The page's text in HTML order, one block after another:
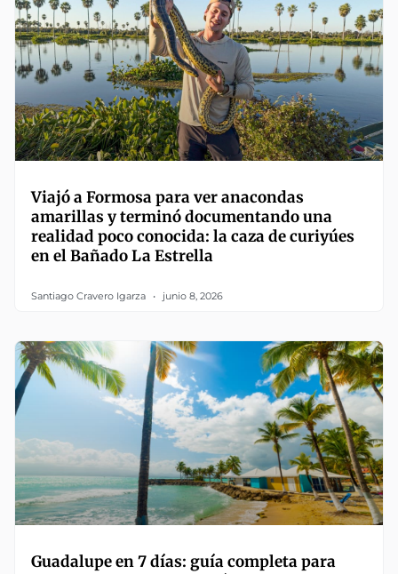
Viajó a Formosa para ver anacondas
amarillas y terminó documentando una
realidad poco conocida: la caza de curiyúes
en el Bañado La Estrella
Santiago Cravero Igarza junio 8, 2026
Guadalupe en 7 días: guía completa para